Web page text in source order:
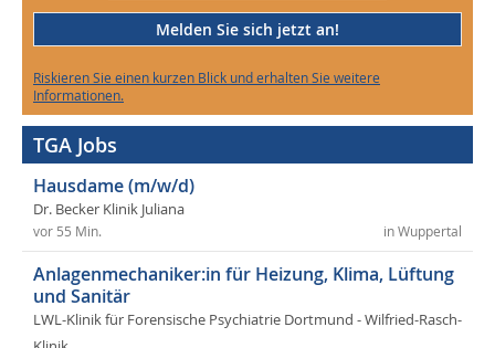
Melden Sie sich jetzt an!
Riskieren Sie einen kurzen Blick und erhalten Sie weitere
Informationen.
TGA Jobs
Hausdame (m/w/d)
Dr. Becker Klinik Juliana
in Wuppertal
vor 55 Min.
Anlagenmechaniker:in für Heizung, Klima, Lüftung
und Sanitär
LWL-Klinik für Forensische Psychiatrie Dortmund - Wilfried-Rasch-